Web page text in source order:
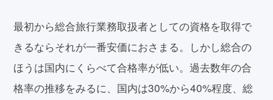
最初から総合旅行業務取扱者としての資格を取得で
きるならそれが一番安価におさまる。しかし総合の
ほうは国内にくらべて合格率が低い。過去数年の合
格率の推移をみるに、国内は30%から40%程度、総